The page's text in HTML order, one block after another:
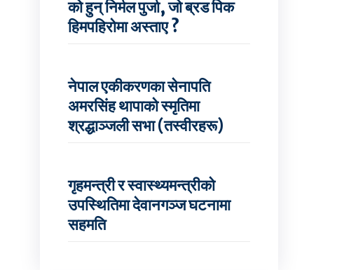
को हुन् निर्मल पुर्जा, जो ब्रड पिक
हिमपहिरोमा अस्ताए ?
नेपाल एकीकरणका सेनापति
अमरसिंह थापाको स्मृतिमा
श्रद्धाञ्जली सभा (तस्वीरहरू)
गृहमन्त्री र स्वास्थ्यमन्त्रीको
उपस्थितिमा देवानगञ्ज घटनामा
सहमति